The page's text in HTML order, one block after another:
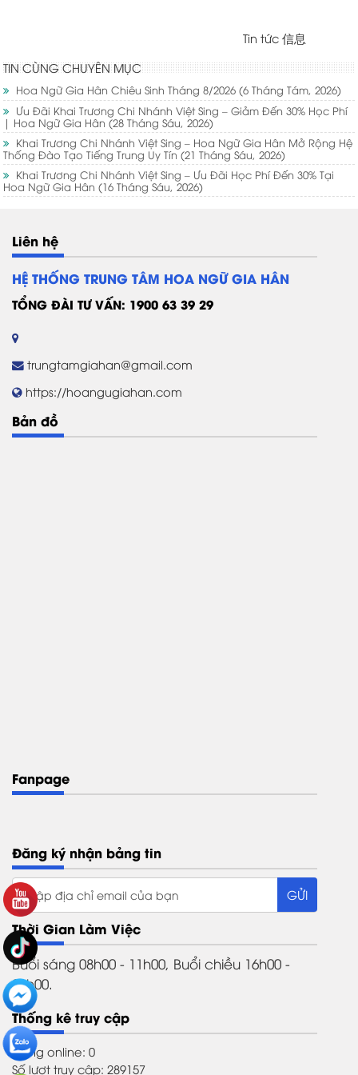
Tin tức 信息
TIN CÙNG CHUYÊN MỤC
Hoa Ngữ Gia Hân Chiêu Sinh Tháng 8/2026(6 Tháng Tám, 2026)
Ưu Đãi Khai Trương Chi Nhánh Việt Sing – Giảm Đến 30% Học Phí
| Hoa Ngữ Gia Hân(28 Tháng Sáu, 2026)
Khai Trương Chi Nhánh Việt Sing – Hoa Ngữ Gia Hân Mở Rộng Hệ
Thống Đào Tạo Tiếng Trung Uy Tín(21 Tháng Sáu, 2026)
Khai Trương Chi Nhánh Việt Sing – Ưu Đãi Học Phí Đến 30% Tại
Hoa Ngữ Gia Hân(16 Tháng Sáu, 2026)
Liên hệ
HỆ THỐNG TRUNG TÂM HOA NGỮ GIA HÂN
TỔNG ĐÀI TƯ VẤN: 1900 63 39 29
trungtamgiahan@gmail.com
https://hoangugiahan.com
Bản đồ
Fanpage
Đăng ký nhận bảng tin
Thời Gian Làm Việc
Buổi sáng 08h00 - 11h00, Buổi chiều 16h00 -
21h00.
Thống kê truy cập
Đang online: 0
Số lượt truy cập: 289157